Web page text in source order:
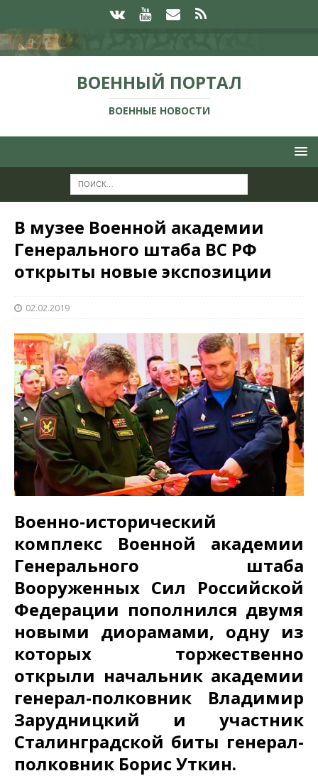
ВОЕННЫЙ ПОРТАЛ
ВОЕННЫЕ НОВОСТИ
В музее Военной академии
Генерального штаба ВС РФ
открыты новые экспозиции
02.02.2019
Военно-исторический
комплекс Военной академии
Генерального штаба
Вооруженных Сил Российской
Федерации пополнился двумя
новыми диорамами, одну из
которых торжественно
открыли начальник академии
генерал-полковник Владимир
Зарудницкий и участник
Сталинградской биты генерал-
полковник Борис Уткин.